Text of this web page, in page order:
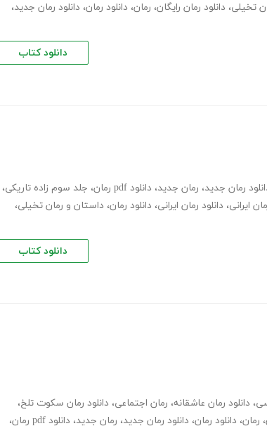
تخیلی، دانلود رمان رایگان، رمان، دانلود رمان، دانلود رمان جدید،
دانلود کتاب
رمان جدید، رمان جدید، دانلود pdf رمان ، جلد سوم زاده تاریکی،
ایرانی، دانلود رمان ایرانی، دانلود رمان، داستان و رمان تخیلی،
دانلود کتاب
، دانلود رمان عاشقانه، رمان اجتماعی، دانلود رمان سکوت تلخ،
، رمان، دانلود رمان، دانلود رمان جدید، رمان جدید، دانلود pdf رمان ،